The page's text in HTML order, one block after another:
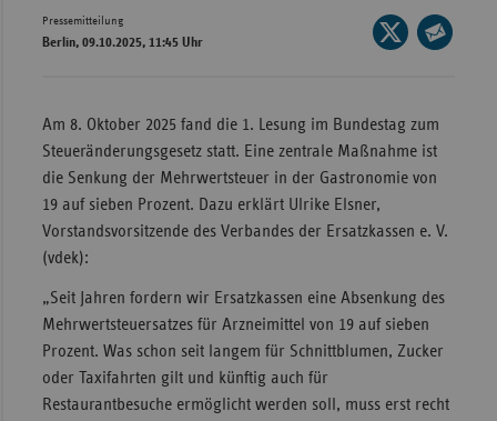
Hessen
Pressemitteilung
Berlin, 09.10.2025, 11:45 Uhr
Seite
auf
Mail
Am 8. Oktober 2025 fand die 1. Lesung im Bundestag zum
Steueränderungsgesetz statt. Eine zentrale Maßnahme ist
die Senkung der Mehrwertsteuer in der Gastronomie von
19 auf sieben Prozent. Dazu erklärt Ulrike Elsner,
Vorstandsvorsitzende des Verbandes der Ersatzkassen e. V.
(vdek):
„Seit Jahren fordern wir Ersatzkassen eine Absenkung des
Mehrwertsteuersatzes für Arzneimittel von 19 auf sieben
Prozent. Was schon seit langem für Schnittblumen, Zucker
oder Taxifahrten gilt und künftig auch für
Restaurantbesuche ermöglicht werden soll, muss erst recht